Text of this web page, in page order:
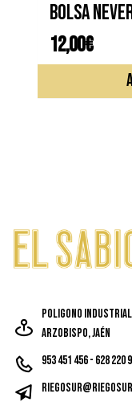
Bolsa
12,00€
Poligono Industrial
Arzobispo, Jaén
953 451 456 - 628 220